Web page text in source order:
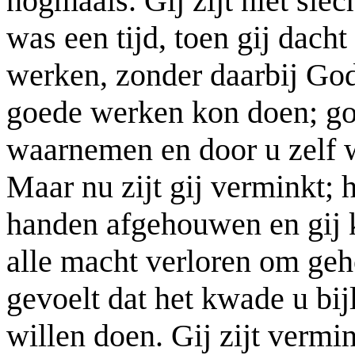
was een tijd, toen gij
werken, zonder daarbij
goede werken kon doen;
waarnemen en door u zelf
Maar nu zijt gij verminkt;
handen afgehouwen en
alle macht verloren om
gevoelt dat het kwade u
willen doen. Gij zijt